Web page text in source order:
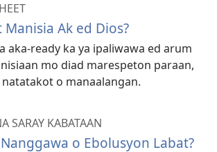
Manisia Ak ed Dios?
aka-ready ka ya ipaliwawa ed arum
mo diad marespeton paraan,
natatakot o manaalangan.
SARAY KABATAAN
o Ebolusyon Labat?